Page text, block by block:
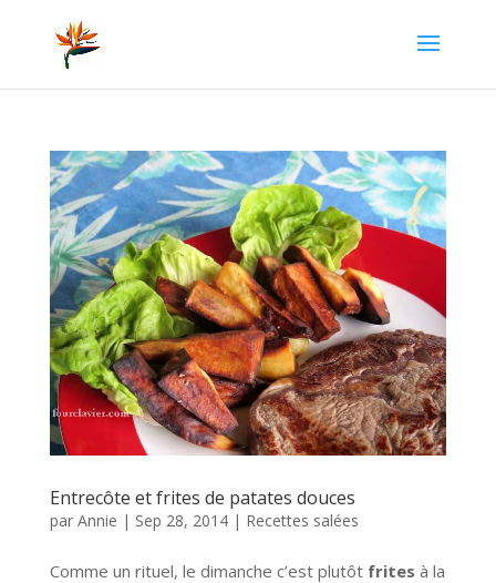
Entrecôte et frites de patates douces
par Annie | Sep 28, 2014| Recettes salées
Comme un rituel, le dimanche c’est plutôt frites à la